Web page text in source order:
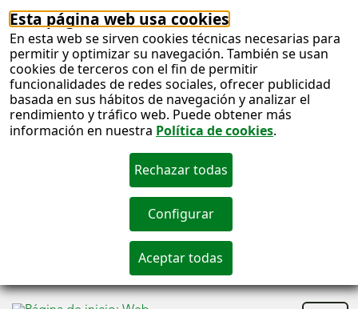
Esta página web usa cookies
En esta web se sirven cookies técnicas necesarias para
permitir y optimizar su navegación. También se usan
cookies de terceros con el fin de permitir
funcionalidades de redes sociales, ofrecer publicidad
basada en sus hábitos de navegación y analizar el
rendimiento y tráfico web. Puede obtener más
información en nuestra Política de cookies.